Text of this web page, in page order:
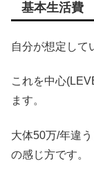
基本生活費
自分が想定して
これを中心
ます。
大体50万/年違
の感じ方です。